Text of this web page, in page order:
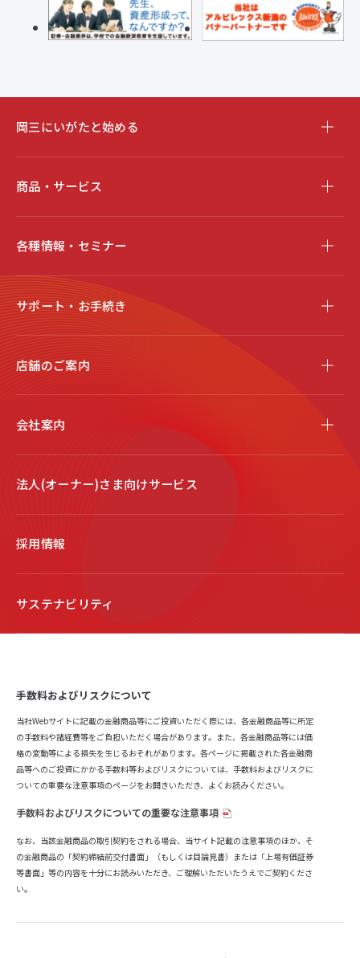
岡三にいがたと始める
商品・サービス
各種情報・セミナー
サポート・お手続き
店舗のご案内
会社案内
法人(オーナー)さま向けサービス
採用情報
サステナビリティ
手数料およびリスクについて
当社Webサイトに記載の金融商品等にご投資いただく際には、各金融商品等に所定
の手数料や諸経費等をご負担いただく場合があります。また、各金融商品等には価
格の変動等による損失を生じるおそれがあります。各ページに掲載された各金融商
品等へのご投資にかかる手数料等およびリスクについては、手数料およびリスクに
ついての重要な注意事項のページをお開きいただき、よくお読みください。
手数料およびリスクについての重要な注意事項
なお、当該金融商品の取引契約をされる場合、当サイト記載の注意事項のほか、そ
の金融商品の「契約締結前交付書面」（もしくは目論見書）または「上場有価証券
等書面」等の内容を十分にお読みいただき、ご理解いただいたうえでご契約くださ
い。